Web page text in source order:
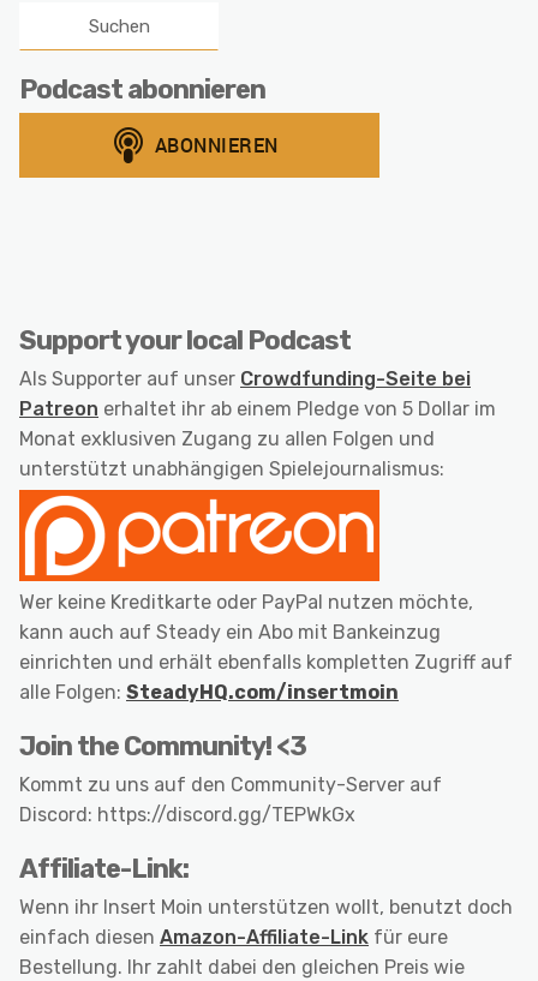
Podcast abonnieren
Support your local Podcast
Als Supporter auf unser Crowdfunding-Seite bei
Patreon erhaltet ihr ab einem Pledge von 5 Dollar im
Monat exklusiven Zugang zu allen Folgen und
unterstützt unabhängigen Spielejournalismus:
Wer keine Kreditkarte oder PayPal nutzen möchte,
kann auch auf Steady ein Abo mit Bankeinzug
einrichten und erhält ebenfalls kompletten Zugriff auf
alle Folgen: SteadyHQ.com/insertmoin
Join the Community! <3
Kommt zu uns auf den Community-Server auf
Discord: https://discord.gg/TEPWkGx
Affiliate-Link:
Wenn ihr Insert Moin unterstützen wollt, benutzt doch
einfach diesen Amazon-Affiliate-Link für eure
Bestellung. Ihr zahlt dabei den gleichen Preis wie